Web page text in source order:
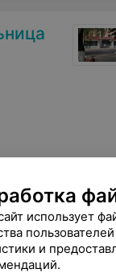
использует
и